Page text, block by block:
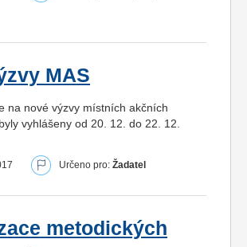
MAS
na nové výzvy místních akčních
vyhlášeny od 20. 12. do 22. 12.
Určeno pro: Žadatel
metodických